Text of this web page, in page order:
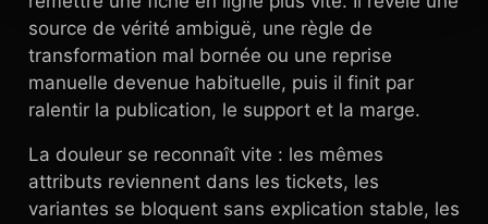
source de vérité ambiguë, une règle de
transformation mal bornée ou une reprise
manuelle devenue habituelle, puis il finit par
ralentir la publication, le support et la marge.
La douleur se reconnaît vite : les mêmes
attributs reviennent dans les tickets, les
variantes se bloquent sans explication stable, les